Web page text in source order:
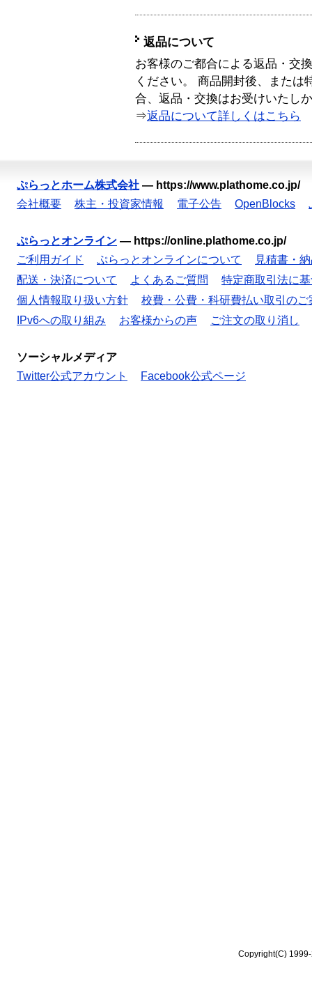
返品について
お客様のご都合による返品・交
ください。 商品開封後、または
合、返品・交換はお受けいたし
⇒返品について詳しくはこちら
ぷらっとホーム株式会社 — https://www.plathome.co.jp/
会社概要
株主・投資家情報 電子公告 OpenBlocks
ぷらっとオンライン — https://online.plathome.co.jp/
ご利用ガイド
ぷらっとオンラインについて
見積書・
配送・決済について
よくあるご質問
特定商取引法に
個人情報取り扱い方針
校費・公費・科研費払い取引のご
IPv6への取り組み
お客様からの声 ご注文の取り消し
ソーシャルメディア
Twitter公式アカウント
Facebook公式ページ
Copyright(C)